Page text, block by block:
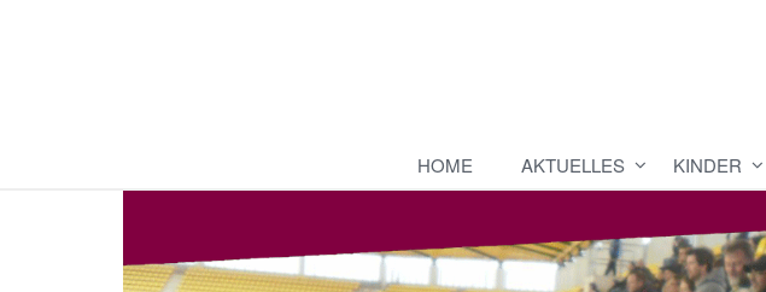
HOME AKTUELLES KINDER